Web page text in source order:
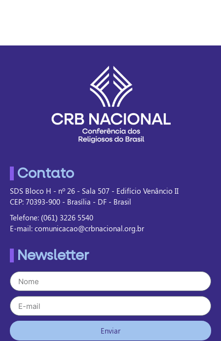
Contato
SDS Bloco H - nº 26 - Sala 507 - Edifício Venâncio II
CEP: 70393-900 - Brasília - DF - Brasil
Telefone: (061) 3226 5540
E-mail: comunicacao@crbnacional.org.br
Newsletter
Enviar